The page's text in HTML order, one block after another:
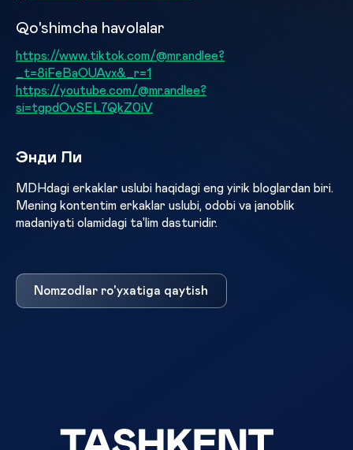
Qo'shimcha havolalar
https://www.tiktok.com/@mr.andlee?
_t=8iFeBaOUAvx&_r=1
https://youtube.com/@mr.andlee?
si=tgpdOvSEL7QkZ0iV
Энди Ли
MDHdagi erkaklar uslubi haqidagi eng yirik bloglardan biri.
Mening kontentim erkaklar uslubi, odobi va janoblik
madaniyati olamidagi ta'lim dasturidir.
Nomzodlar ro'yxatiga qaytish